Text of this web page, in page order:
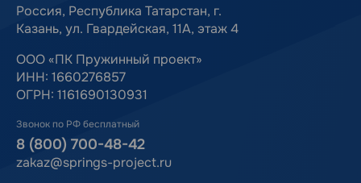
Россия, Республика Татарстан, г.
Казань, ул. Гвардейская, 11А, этаж 4
ООО «ПК Пружинный проект»
ИНН: 1660276857
ОГРН: 1161690130931
Звонок по РФ бесплатный
8 (800) 700-48-42
zakaz@springs-project.ru